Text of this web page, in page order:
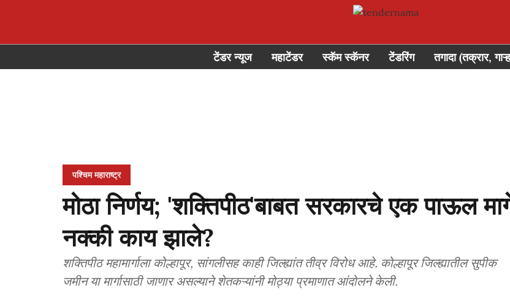
टेंडर न्यूज महाटेंडर स्कॅम स्कॅनर टेंडरिंग तगादा (तक्रार,
पश्चिम महाराष्ट्र
मोठा निर्णय; 'शक्तिपीठ'बाबत सरकारचे एक पाऊल
नक्की काय झाले?
शक्तिपीठ महामार्गाला कोल्हापूर, सांगलीसह काही जिल्ह्यांत तीव्र विरोध आहे. कोल्हापूर जिल्ह्यातील सुपीक
जमीन या मार्गासाठी जाणार असल्याने शेतकऱ्यांनी मोठ्या प्रमाणात आंदोलने केली.